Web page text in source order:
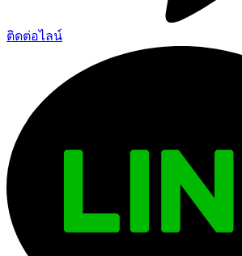
ติดต่อไลน์